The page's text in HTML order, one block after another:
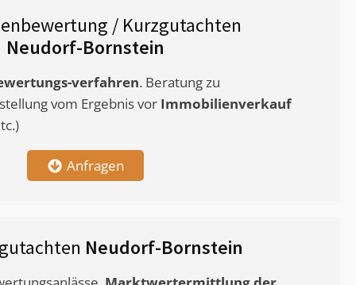
/ Kurzgutachten
Neudorf-Bornstein
verfahren. Beratung zu
vom Ergebnis vor Immobilienverkauf
Anfragen
Neudorf-Bornstein